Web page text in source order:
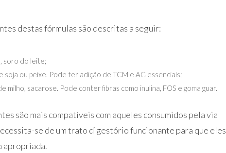
destas fórmulas são descritas a seguir:
soro do leite;
soja ou peixe. Pode ter adição de TCM e AG essenciais;
milho, sacarose. Pode conter fibras como inulina, FOS e goma guar.
são mais compatíveis com aqueles consumidos pela via
se de um trato digestório funcionante para que eles
apropriada.